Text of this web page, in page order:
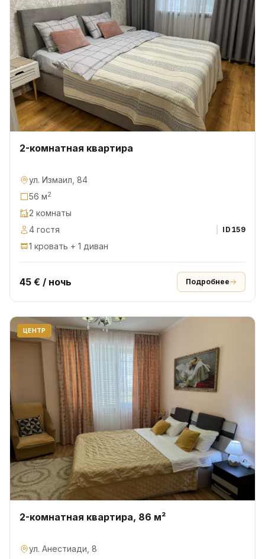
2-комнатная квартира
ул. Измаил, 84
56 м2
2 комнаты
4 гостя
ID 159
1 кровать + 1 диван
45 € / ночь Подробнее
ЦЕНТР
2-комнатная квартира, 86 м²
ул. Анестиади, 8